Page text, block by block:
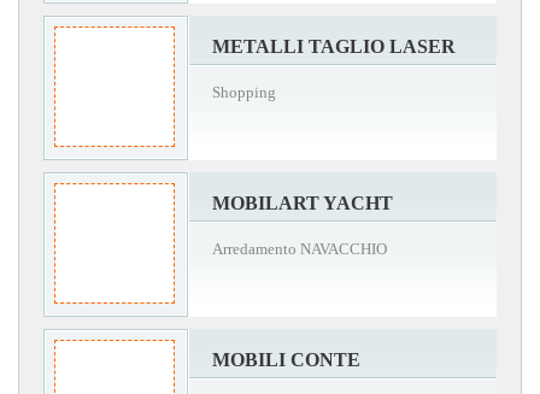
METALLI TAGLIO LASER
Shopping
MOBILART YACHT
Arredamento NAVACCHIO
MOBILI CONTE